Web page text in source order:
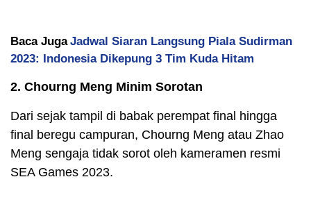
Baca Juga Jadwal Siaran Langsung Piala Sudirman
2023: Indonesia Dikepung 3 Tim Kuda Hitam
2. Chourng Meng Minim Sorotan
Dari sejak tampil di babak perempat final hingga
final beregu campuran, Chourng Meng atau Zhao
Meng sengaja tidak sorot oleh kameramen resmi
SEA Games 2023.